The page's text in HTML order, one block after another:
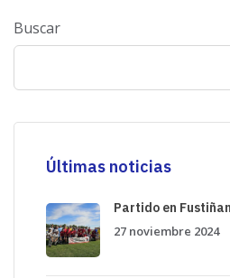
Buscar
Últimas noticias
Partido en
27 noviembre 2024